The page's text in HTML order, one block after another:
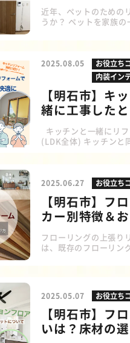
近年、ペットのための
うか？ ペットを家族
ています。 健康志向の
り、ペットと快適に
2025.08.05 お役立ち
内装イン
【明石市】キ
緒に工事した
キッチンと一緒にリ
(LDK全体) キッチンと
ことが多いため、キッ
をされる方も多いで
2025.06.27 お役立ち
【明石市】フ
カー別特徴＆
フローリングの上張り
は、既存のフローリン
す手間がないため、
えられる 解体・廃材処
2025.05.07 お役立ち
【明石市】フ
いは？床材の